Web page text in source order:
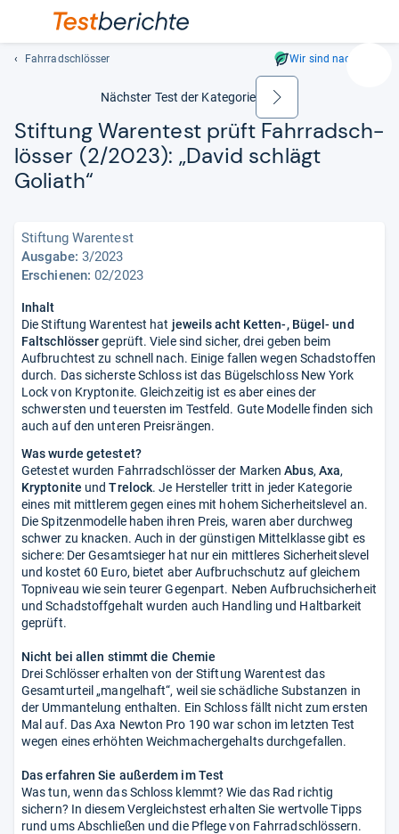
mit
den
Fahrradschlösser Wir sind nachhaltig
Stif­tung Waren­test prüft Fahr­rad­sch­
lös­ser (2/2023): „David schlägt
Goliath“
Nächster Test der Kategorie weiter
Stiftung Warentest
Ausgabe: 3/2023
Erschienen: 02/2023
Inhalt
Die Stiftung Warentest hat jeweils acht Ketten-, Bügel- und
Faltschlössergeprüft. Viele sind sicher, drei geben beim
Aufbruchtest zu schnell nach. Einige fallen wegen Schadstoffen
durch. Das sicherste Schloss ist das Bügelschloss New York
Lock von Kryptonite. Gleichzeitig ist es aber eines der
schwersten und teuersten im Testfeld. Gute Modelle finden sich
auch auf den unteren Preisrängen.
Was wurde getestet?
Getestet wurden Fahrradschlösser der MarkenAbus, Axa,
Kryptonite undTrelock. Je Hersteller tritt in jeder Kategorie
eines mit mittlerem gegen eines mit hohem Sicherheitslevel an.
Die Spitzenmodelle haben ihren Preis, waren aber durchweg
schwer zu knacken. Auch in der günstigen Mittelklasse gibt es
sichere: Der Gesamtsieger hat nur ein mittleres Sicherheitslevel
und kostet 60 Euro, bietet aber Aufbruchschutz auf gleichem
Topniveau wie sein teurer Gegenpart. Neben Aufbruchsicherheit
und Schadstoffgehalt wurden auch Handling und Haltbarkeit
geprüft.
Nicht bei allen stimmt die Chemie
Drei Schlösser erhalten von der Stiftung Warentest das
Gesamturteil „mangelhaft“, weil sie schädliche Substanzen in
der Ummantelung enthalten. Ein Schloss fällt nicht zum ersten
Mal auf. Das Axa Newton Pro 190 war schon im letzten Test
wegen eines erhöhten Weichmachergehalts durchgefallen.
Das erfahren Sie außerdem im Test
Was tun, wenn das Schloss klemmt? Wie das Rad richtig
sichern? In diesem Vergleichstest erhalten Sie wertvolle Tipps
rund ums Abschließen und die Pflege von Fahrradschlössern.